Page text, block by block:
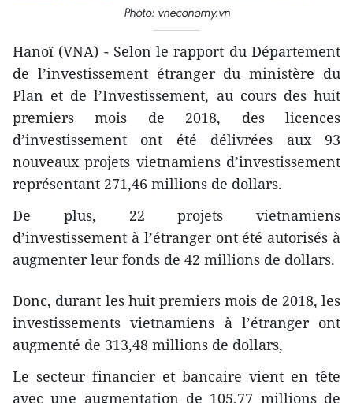
Photo: vneconomy.vn
Hanoï (VNA) - Selon le rapport du Département
de l’investissement étranger du ministère du
Plan et de l’Investissement, au cours des huit
premiers mois de 2018, des licences
d’investissement ont été délivrées aux 93
nouveaux projets vietnamiens d’investissement
représentant 271,46 millions de dollars.
De plus, 22 projets vietnamiens
d’investissement à l’étranger ont été autorisés à
augmenter leur fonds de 42 millions de dollars.
Donc, durant les huit premiers mois de 2018, les
investissements vietnamiens à l’étranger ont
augmenté de 313,48 millions de dollars,
Le secteur financier et bancaire vient en tête
avec une augmentation de 105,77 millions de